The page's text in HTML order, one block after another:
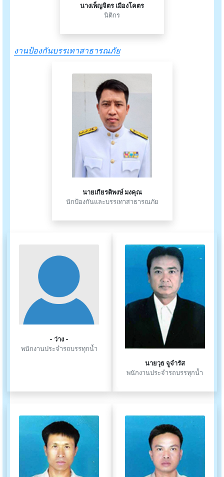
นางเพ็ญจิตร เมืองโคตร
นิติกร
งานป้องกันบรรเทาสาธารณภัย
นายเกียรติพงษ์ มงคุณ
นักป้องกันและบรรเทาสาธารณภัย
- ว่าง -
พนักงานประจำรถบรรทุกน้ำ
นายวุธ จูจำรัส
พนักงานประจำรถบรรทุกน้ำ